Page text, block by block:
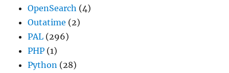
OpenSearch (4)
Outatime (2)
PAL (296)
PHP (1)
Python (28)